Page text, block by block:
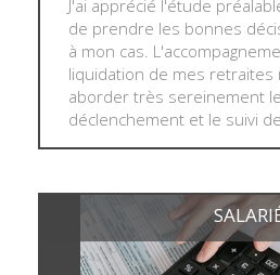
J'ai apprécié l'étude
de prendre les bonnes
à mon cas.
liquidation de mes retraites
aborder très sereinement
déclenchement et le suivi